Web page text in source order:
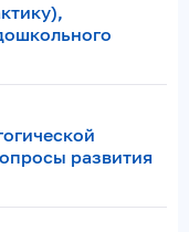
развития